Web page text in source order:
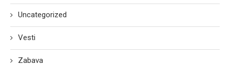
Uncategorized
Vesti
Zabava